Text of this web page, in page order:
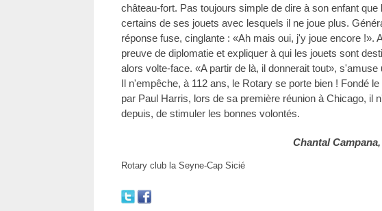
château-fort. Pas toujours simple de dire à son enfant que
certains de ses jouets avec lesquels il ne joue plus.
réponse fuse, cinglante : «Ah mais oui, j'y joue encore !».
preuve de diplomatie et expliquer à qui les jouets sont
alors volte-face. «A partir de là, il donnerait tout», s'amuse
Il n'empêche, à 112 ans, le Rotary se porte bien ! Fondé
par Paul Harris, lors de sa première réunion à Chicago, il
depuis, de stimuler les bonnes volontés.
Chantal
Rotary club la Seyne-Cap Sicié